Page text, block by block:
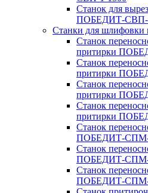
Станок для
Станки для шлифовки
Станок
притирки
Станок
притирки
Станок
притирки
Станок
притирки
Станок
Станок
Станок
ПОБЕДИТ-СПМ-